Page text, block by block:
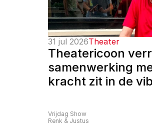
31 jul 2026Theater
Theatericoon
samenwerking
kracht zit in de
Vrijdag Show
Renk & Justus